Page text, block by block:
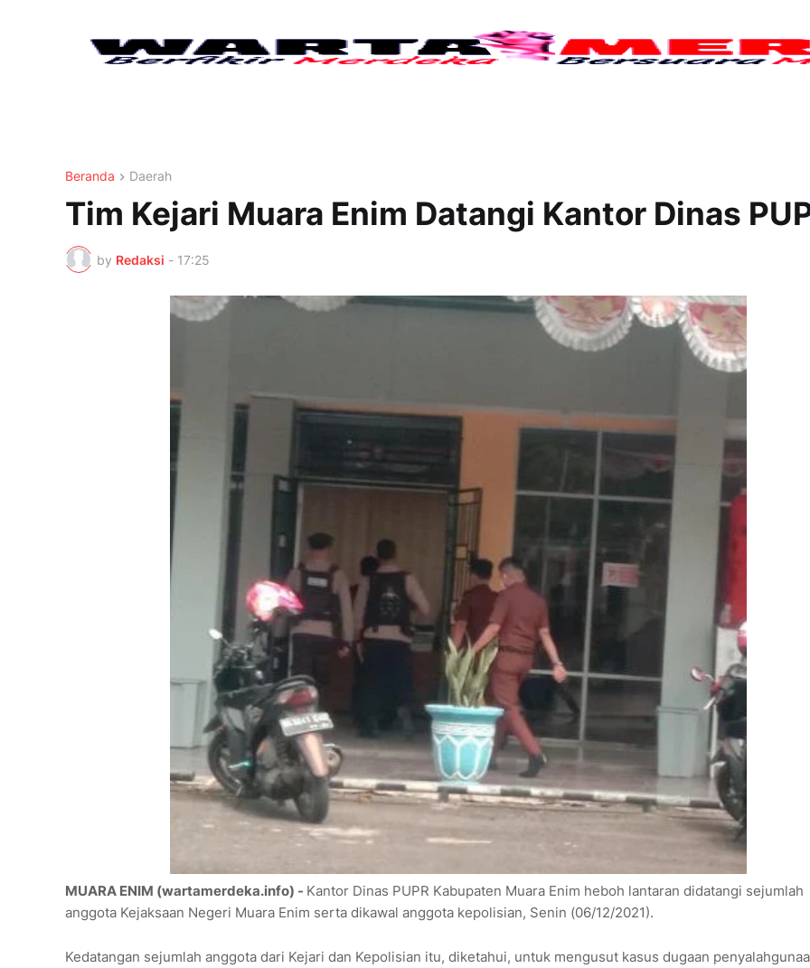
Beranda Daerah
Tim Kejari Muara Enim Datangi Kantor Dinas
by Redaksi - 17:25
MUARA ENIM (wartamerdeka.info) - Kantor Dinas PUPR Kabupaten Muara Enim heboh lantaran didatangi sejumlah
anggota Kejaksaan Negeri Muara Enim serta dikawal anggota kepolisian, Senin (06/12/2021).
Kedatangan sejumlah anggota dari Kejari dan Kepolisian itu, diketahui, untuk mengusut kasus dugaan